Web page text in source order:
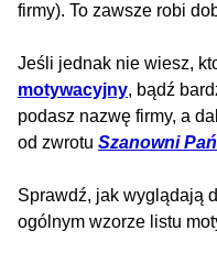
firmy). To zawsze robi
Jeśli jednak nie wiesz,
motywacyjny, bądź
podasz nazwę firmy, a
od zwrotu Szanowni
Sprawdź, jak wyglądają
ogólnym wzorze listu